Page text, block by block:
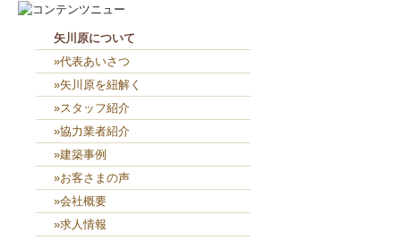
矢川原について
»代表あいさつ
»矢川原を紐解く
»スタッフ紹介
»協力業者紹介
»建築事例
»お客さまの声
»会社概要
»求人情報